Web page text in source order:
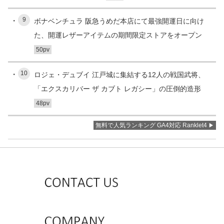
9
ボナベンチュラ 阪急うめだ本店にて最強開運日に向け
た、開運レザーアイテムの期間限定ストアをオープン
50pv
10
ロジェ・デュブイ 江戸城に集結する12人の戦国武将、
「エクスカリバー ザ カブト レガシー」の圧倒的造形
48pv
無料で人気ランキング GA4対応 Ranklet4